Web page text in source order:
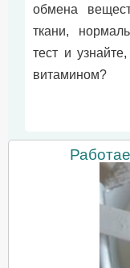
обмена
ткани,
тест и
витамином?